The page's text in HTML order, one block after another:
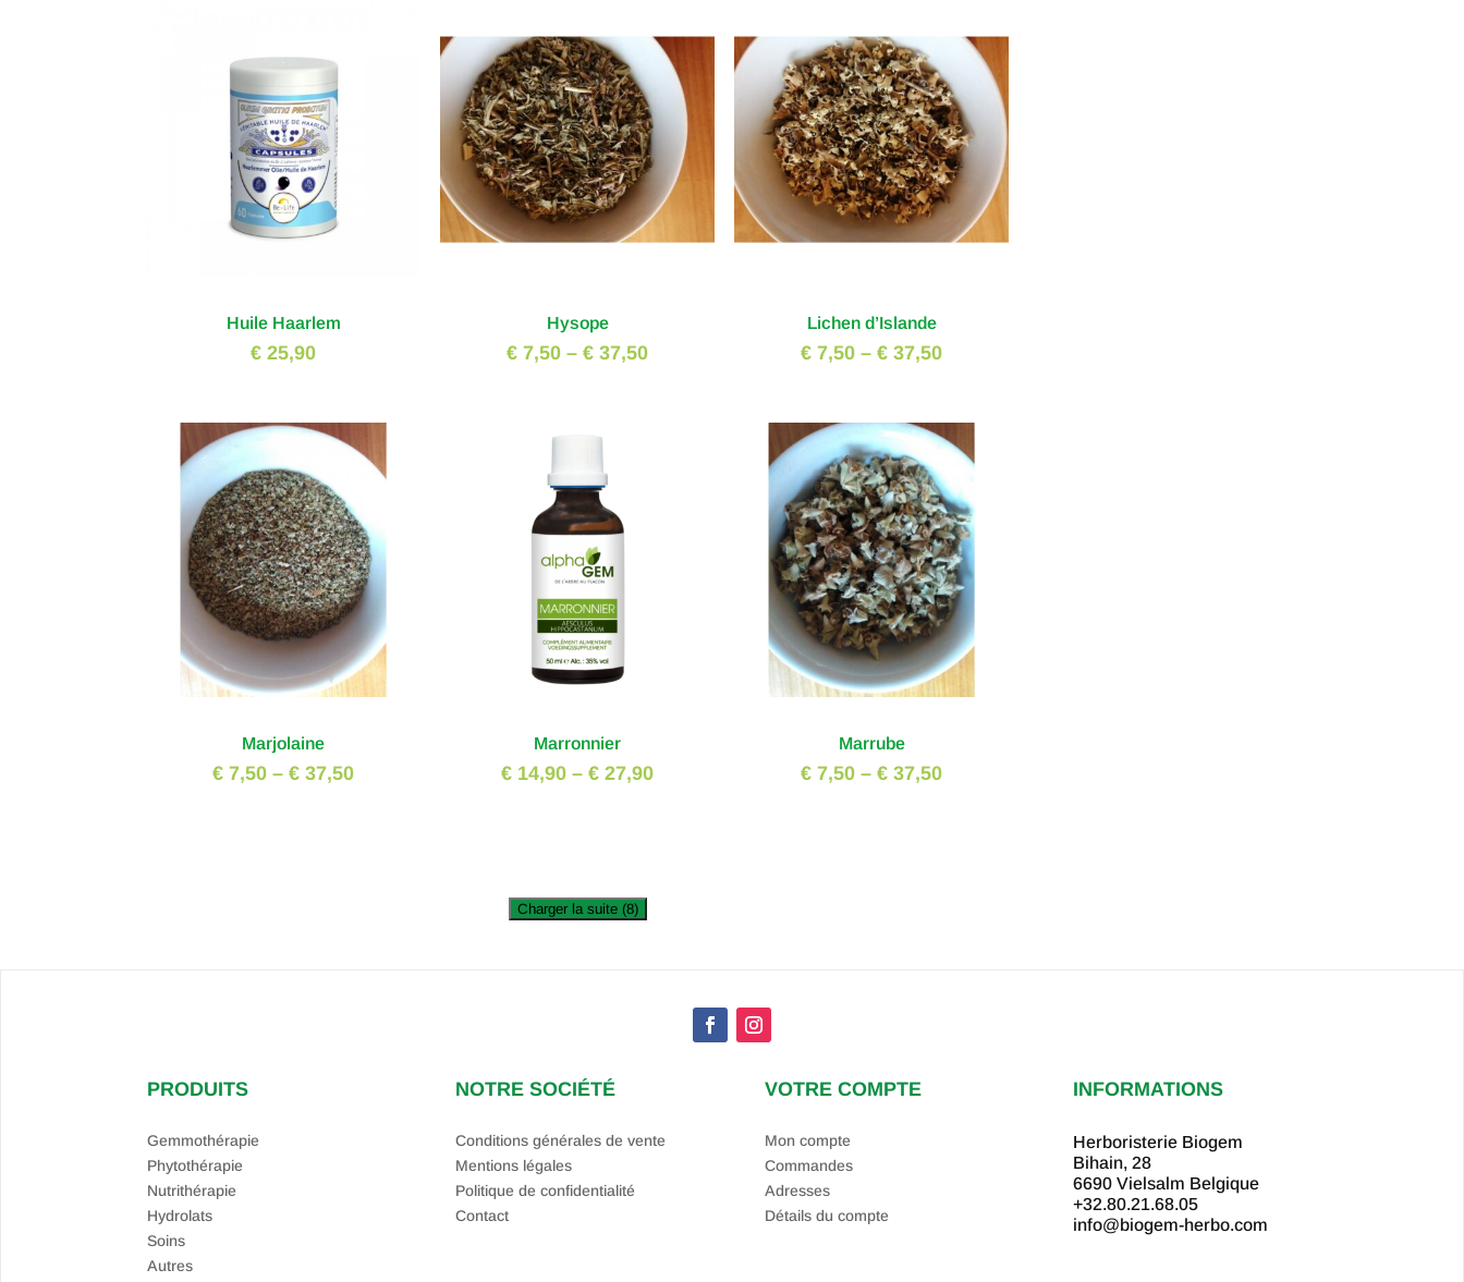
Huile Haarlem
€ 25,90
Hysope
€ 7,50 –€ 37,50
Lichen d’Islande
€ 7,50 –€ 37,50
Marjolaine
€ 7,50 –€ 37,50
Marronnier
€ 14,90 –€ 27,90
Marrube
€ 7,50 –€ 37,50
Charger la suite (8)
PRODUITS
Gemmothérapie
Phytothérapie
Nutrithérapie
Hydrolats
Soins
Autres
NOTRE SOCIÉTÉ
Conditions générales de vente
Mentions légales
Politique de confidentialité
Contact
VOTRE COMPTE
Mon compte
Commandes
Adresses
Détails du compte
INFORMATIONS
Herboristerie Biogem
Bihain, 28
6690 Vielsalm Belgique
+32.80.21.68.05
info@biogem-herbo.com